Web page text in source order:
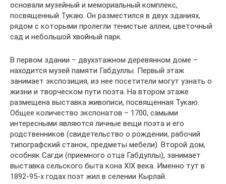
основали музейный и мемориальный комплекс,
посвященный Тукаю. Он разместился в двух зданиях,
рядом с которыми пролегли тенистые аллеи, цветочный
сад и небольшой хвойный парк.
В первом здании – двухэтажном деревянном доме –
находится музей памяти Габдуллы. Первый этаж
занимает экспозиция, из нее посетители могут узнать о
жизни и творческом пути поэта. На втором этаже
размещена выставка живописи, посвященная Тукаю.
Общее количество экспонатов – 1700, самыми
интересными являются личные вещи поэта и его
родственников (свидетельство о рождении, рабочий
типографский станок, предметы мебели). Второй дом,
особняк Сагди (приемного отца Габдуллы), занимает
выставка сельского быта кона XIX века. Именно тут в
1892-95-х годах поэт жил в селении Кырлай.